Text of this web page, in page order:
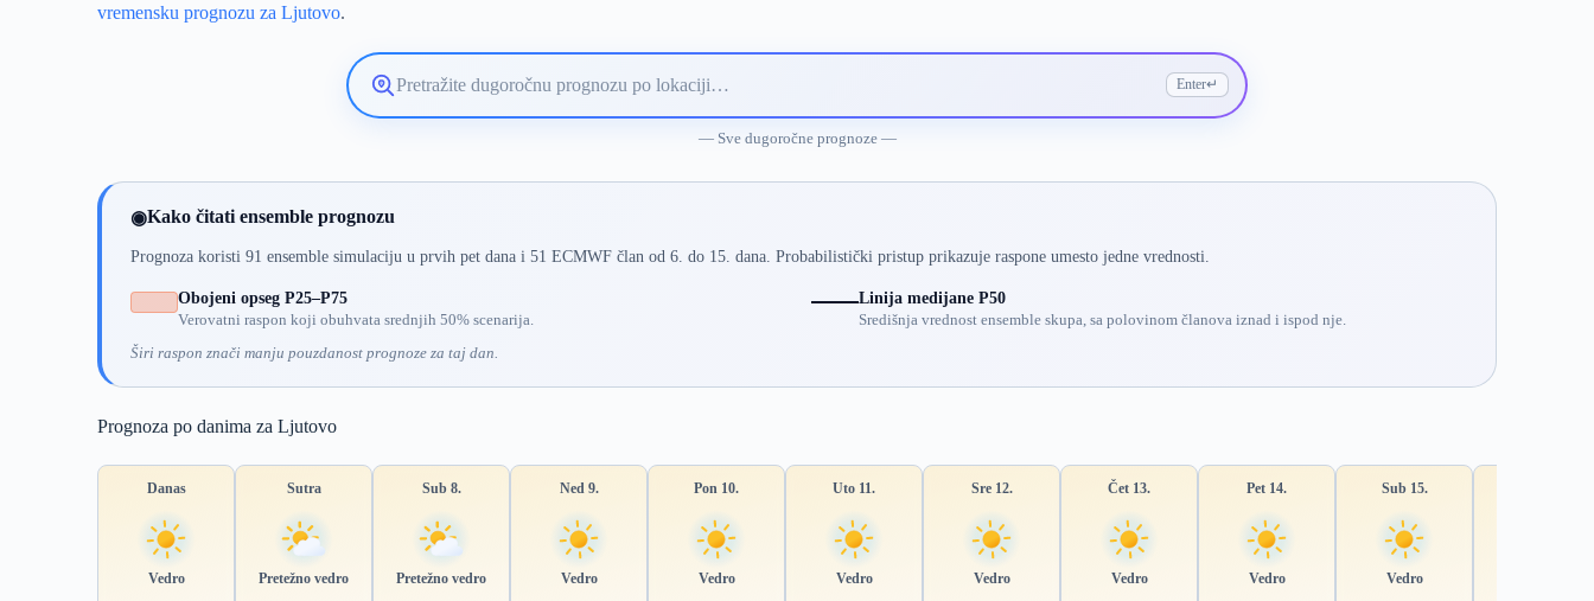
vremensku prognozu za Ljutovo.
Pretražite
lokaciju
Enter↵
— Sve dugoročne prognoze —
◉Kako čitati ensemble prognozu
Prognoza koristi 91 ensemble simulaciju u prvih pet dana i 51 ECMWF član od 6. do 15. dana. Probabilistički pristup prikazuje raspone umesto jedne vrednosti.
Obojeni opseg P25–P75
Verovatni raspon koji obuhvata srednjih 50% scenarija.
Linija medijane P50
Središnja vrednost ensemble skupa, sa polovinom članova iznad i ispod nje.
Širi raspon znači manju pouzdanost prognoze za taj dan.
Prognoza po danima za Ljutovo
Danas
Vedro
Sutra
Pretežno vedro
Sub 8.
Pretežno vedro
Ned 9.
Vedro
Pon 10.
Vedro
Uto 11.
Vedro
Sre 12.
Vedro
Čet 13.
Vedro
Pet 14.
Vedro
Sub 15.
Vedro